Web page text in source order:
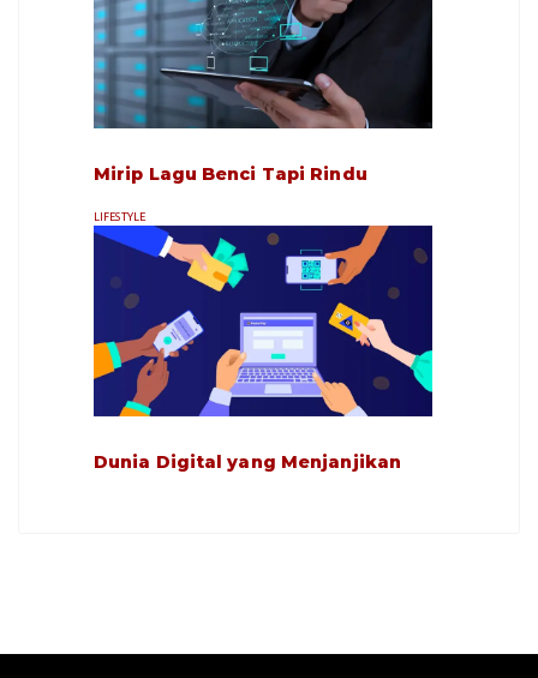
Mirip Lagu Benci Tapi Rindu
LIFESTYLE
Dunia Digital yang Menjanjikan